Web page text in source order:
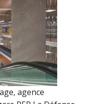
agence